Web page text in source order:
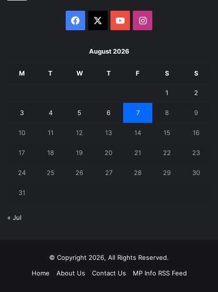
Facebook YouTubeInstagram
August 2026
M T W T F S S
1 2
3 4 5 6 7 8 9
10 11 12 13 14 15 16
17 18 19 20 21 22 23
24 25 26 27 28 29 30
31
« Jul
© Copyright 2026, All Rights Reserved.
Home
About Us Contact Us MP Info RSS Feed